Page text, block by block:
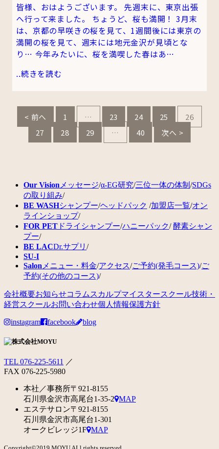
皆様、おはようございます。 先週末に、東京出張
へ行って来ました。 ちょうど、桜も満開！ 3月末
は、京都の早咲きの桜を見て、1週間後には東京の
満開の桜を見て、週末には地元金沢が見頃とな
り… 今年みたいに、桜を満喫した春はあ…
..続きを読む
< 前へ 1 … 23 24 25
26
27
28 29 … 40 次へ >
Our Vision メッセージ/α-EG研究/三位一体の体制 /SDGs
の取り組み/
BE WASHシャンプー/ヘッドパック /加盟店一覧/オン
ラインショップ/
FOR PET ドライシャンプー/ハニーパック/酵素シャン
プー/
BE LACDr.サプリ /
SU-I
Salon メニュー・料金/アクセス/ご予約(発毛コース)/ご
予約(その他のコース)/
会社概要お知らせコラム スカルプマイスタースクール技術・
経営スクールお問い合わせ個人情報保護方針
instagram facebook blog
TEL 076-225-5611
／
FAX 076-225-5980
本社／事務所〒921-8155
石川県金沢市高尾台1-35-2 MAP
エステサロン〒921-8155
石川県金沢市高尾台1-301
オークビレッジ1F MAP